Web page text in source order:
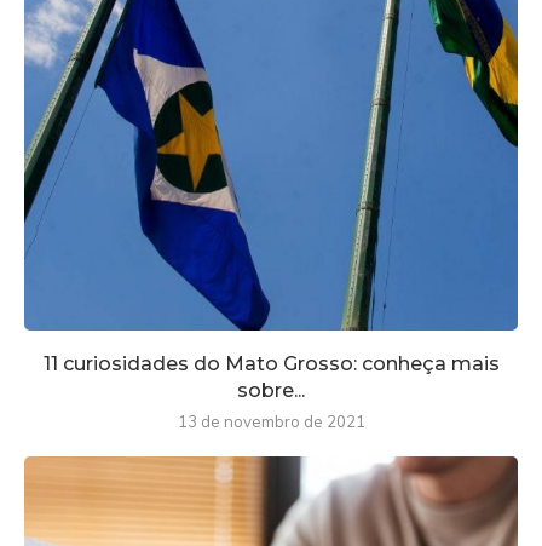
11 curiosidades do Mato Grosso: conheça mais
sobre...
13 de novembro de 2021